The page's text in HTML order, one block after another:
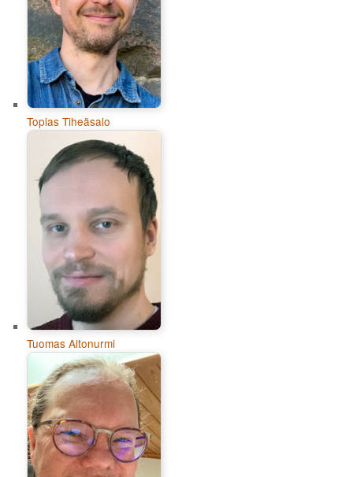
Topias Tiheäsalo
Tuomas Aitonurmi